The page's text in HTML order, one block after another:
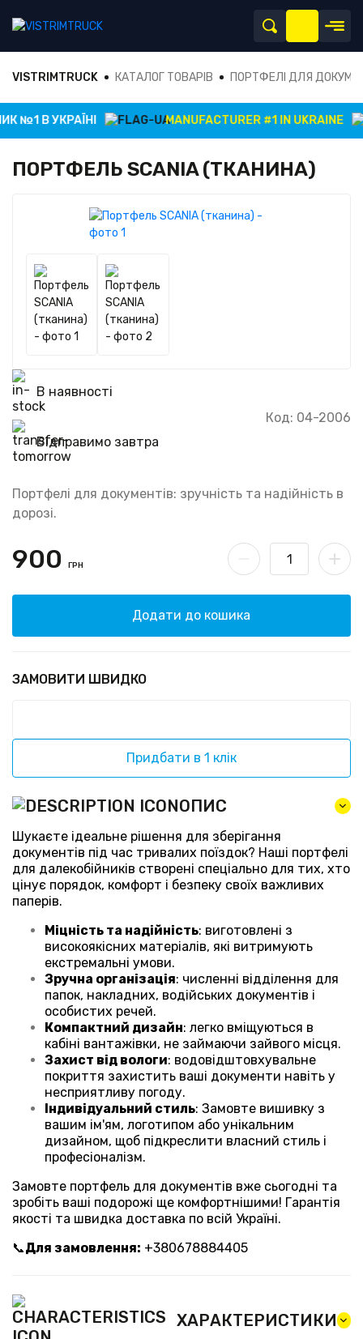
VISTRIMTRUCK КАТАЛОГ ТОВАРІВ ПОРТФЕЛІ ДЛЯ
№1 В УКРАЇНІ MANUFACTURER #1 IN UKRAINE
ПОРТФЕЛЬ SCANIA (ТКАНИНА)
В наявності
Відправимо завтра
Код: 04-2006
Портфелі для документів: зручність та надійність в
дорозі.
900 ГРН
Додати до кошика
ЗАМОВИТИ ШВИДКО
Придбати в 1 клік
ОПИС
Шукаєте ідеальне рішення для зберігання
документів під час тривалих поїздок? Наші портфелі
для далекобійників створені спеціально для тих, хто
цінує порядок, комфорт і безпеку своїх важливих
паперів.
Міцність та надійність: виготовлені з
високоякісних матеріалів, які витримують
екстремальні умови.
Зручна організація: численні відділення для
папок, накладних, водійських документів і
особистих речей.
Компактний дизайн: легко вміщуються в
кабіні вантажівки, не займаючи зайвого місця.
Захист від вологи: водовідштовхувальне
покриття захистить ваші документи навіть у
несприятливу погоду.
Індивідуальний стиль: Замовте вишивку з
вашим ім'ям, логотипом або унікальним
дизайном, щоб підкреслити власний стиль і
професіоналізм.
Замовте портфель для документів вже сьогодні та
зробіть ваші подорожі ще комфортнішими! Гарантія
якості та швидка доставка по всій Україні.
📞Для замовлення: +380678884405
ХАРАКТЕРИСТИКИ